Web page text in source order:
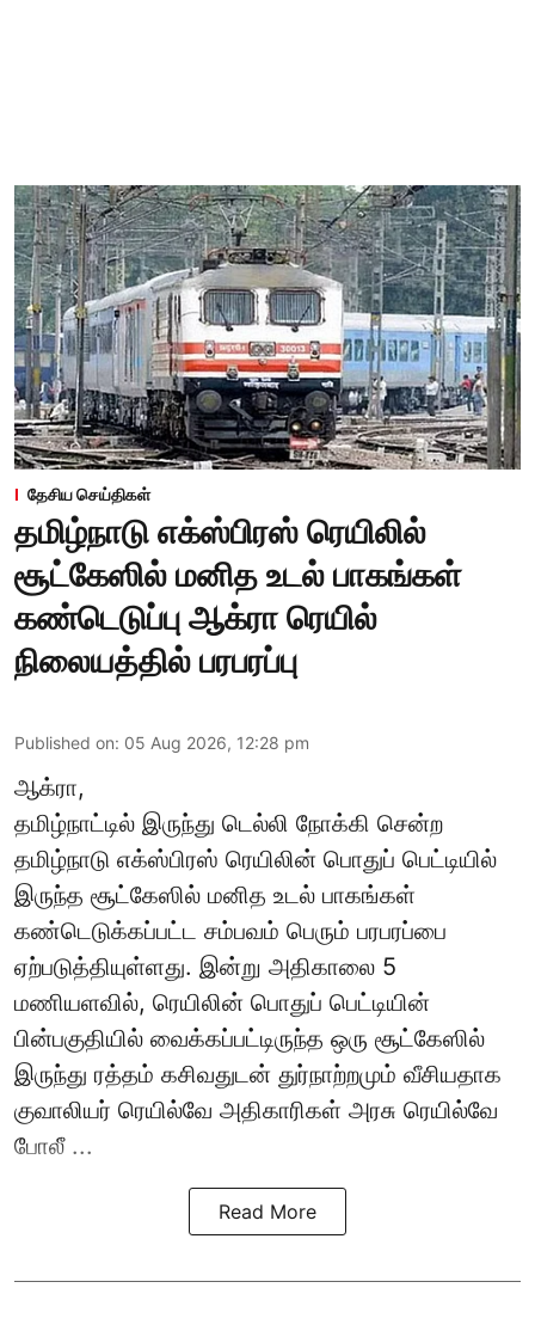
தேசிய செய்திகள்
தமிழ்நாடு எக்ஸ்பிரஸ் ரெயிலில்
சூட்கேஸில் மனித உடல் பாகங்கள்
கண்டெடுப்பு ஆக்ரா ரெயில்
நிலையத்தில் பரபரப்பு
Published on: 05 Aug 2026, 12:28 pm
ஆக்ரா,
தமிழ்நாட்டில் இருந்து டெல்லி நோக்கி சென்ற
தமிழ்நாடு எக்ஸ்பிரஸ் ரெயிலின் பொதுப் பெட்டியில்
இருந்த சூட்கேஸில் மனித உடல் பாகங்கள்
கண்டெடுக்கப்பட்ட சம்பவம் பெரும் பரபரப்பை
ஏற்படுத்தியுள்ளது. இன்று அதிகாலை 5
மணியளவில், ரெயிலின் பொதுப் பெட்டியின்
பின்பகுதியில் வைக்கப்பட்டிருந்த ஒரு சூட்கேஸில்
இருந்து ரத்தம் கசிவதுடன் துர்நாற்றமும் வீசியதாக
குவாலியர் ரெயில்வே அதிகாரிகள் அரசு ரெயில்வே
போலீ ...
Read More